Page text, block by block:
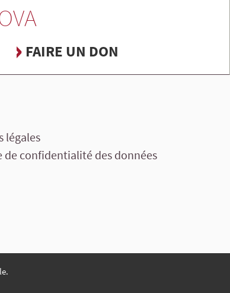
FAIRE UN DON
légales
de confidentialité des données